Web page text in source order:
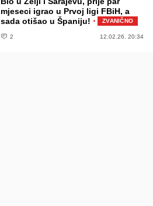
mjeseci igrao u Prvoj ligi FBiH, a
sada otišao u Španiju! · ZVANIČNO
2 12.02.26. 20:34